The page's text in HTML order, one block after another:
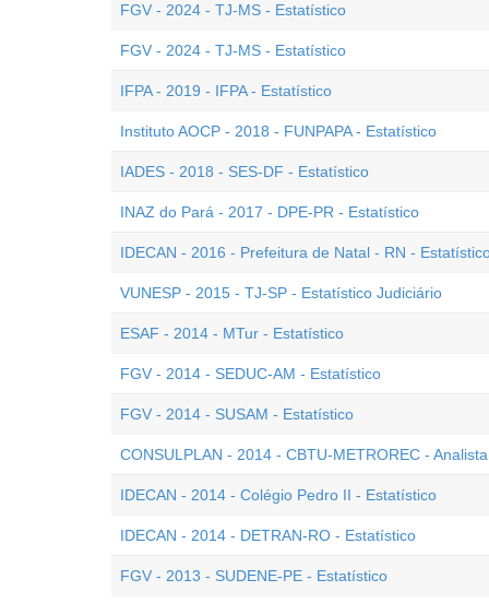
FGV - 2024 - TJ-MS - Estatístico
FGV - 2024 - TJ-MS - Estatístico
IFPA - 2019 - IFPA - Estatístico
Instituto AOCP - 2018 - FUNPAPA - Estatístico
IADES - 2018 - SES-DF - Estatístico
INAZ do Pará - 2017 - DPE-PR - Estatístico
IDECAN - 2016 - Prefeitura de Natal - RN -
VUNESP - 2015 - TJ-SP - Estatístico Judiciário
ESAF - 2014 - MTur - Estatístico
FGV - 2014 - SEDUC-AM - Estatístico
FGV - 2014 - SUSAM - Estatístico
CONSULPLAN - 2014 - CBTU-METROREC -
IDECAN - 2014 - Colégio Pedro II - Estatístico
IDECAN - 2014 - DETRAN-RO - Estatístico
FGV - 2013 - SUDENE-PE - Estatístico